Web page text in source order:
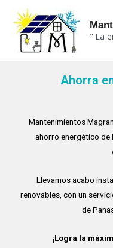
contenido
" La
Ahorra
Mantenimientos
ahorro energético de
Llevamos acabo
renovables, con un
de
¡Logra la